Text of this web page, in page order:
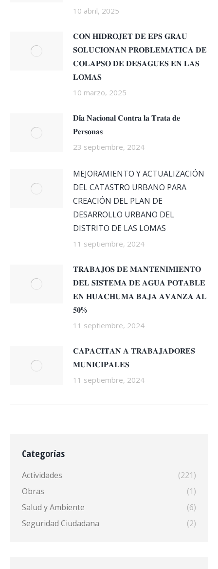
10 abril, 2025
𝐂𝐎𝐍 𝐇𝐈𝐃𝐑𝐎𝐉𝐄𝐓 𝐃𝐄 𝐄𝐏𝐒 𝐆𝐑𝐀𝐔
𝐒𝐎𝐋𝐔𝐂𝐈𝐎𝐍𝐀𝐍 𝐏𝐑𝐎𝐁𝐋𝐄𝐌𝐀́𝐓𝐈𝐂𝐀 𝐃𝐄
𝐂𝐎𝐋𝐀𝐏𝐒𝐎 𝐃𝐄 𝐃𝐄𝐒𝐀𝐆𝐔̈𝐄𝐒 𝐄𝐍 𝐋𝐀𝐒
𝐋𝐎𝐌𝐀𝐒
10 marzo, 2025
𝐃𝐢́𝐚 𝐍𝐚𝐜𝐢𝐨𝐧𝐚𝐥 𝐂𝐨𝐧𝐭𝐫𝐚 𝐥𝐚 𝐓𝐫𝐚𝐭𝐚 𝐝𝐞
𝐏𝐞𝐫𝐬𝐨𝐧𝐚𝐬
23 septiembre, 2024
MEJORAMIENTO Y ACTUALIZACIÓN
DEL CATASTRO URBANO PARA
CREACIÓN DEL PLAN DE
DESARROLLO URBANO DEL
DISTRITO DE LAS LOMAS
11 septiembre, 2024
𝐓𝐑𝐀𝐁𝐀𝐉𝐎𝐒 𝐃𝐄 𝐌𝐀𝐍𝐓𝐄𝐍𝐈𝐌𝐈𝐄𝐍𝐓𝐎
𝐃𝐄𝐋 𝐒𝐈𝐒𝐓𝐄𝐌𝐀 𝐃𝐄 𝐀𝐆𝐔𝐀 𝐏𝐎𝐓𝐀𝐁𝐋𝐄
𝐄𝐍 𝐇𝐔𝐀𝐂𝐇𝐔𝐌𝐀 𝐁𝐀𝐉𝐀 𝐀𝐕𝐀𝐍𝐙𝐀 𝐀𝐋
𝟓𝟎%
11 septiembre, 2024
𝐂𝐀𝐏𝐀𝐂𝐈𝐓𝐀𝐍 𝐀 𝐓𝐑𝐀𝐁𝐀𝐉𝐀𝐃𝐎𝐑𝐄𝐒
𝐌𝐔𝐍𝐈𝐂𝐈𝐏𝐀𝐋𝐄𝐒
11 septiembre, 2024
Categorías
Actividades
(221)
Obras
(1)
Salud y Ambiente
(6)
Seguridad Ciudadana
(2)